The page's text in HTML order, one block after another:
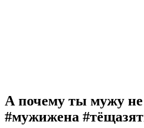
А почему ты мужу
#мужижена